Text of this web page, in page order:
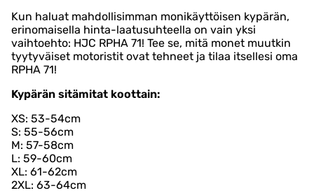
Kun haluat mahdollisimman monikäyttöisen kypärän,
erinomaisella hinta-laatusuhteella on vain yksi
vaihtoehto: HJC RPHA 71! Tee se, mitä monet muutkin
tyytyväiset motoristit ovat tehneet ja tilaa itsellesi oma
RPHA 71!
Kypärän sitämitat koottain:
XS: 53-54cm
S: 55-56cm
M: 57-58cm
L: 59-60cm
XL: 61-62cm
2XL: 63-64cm